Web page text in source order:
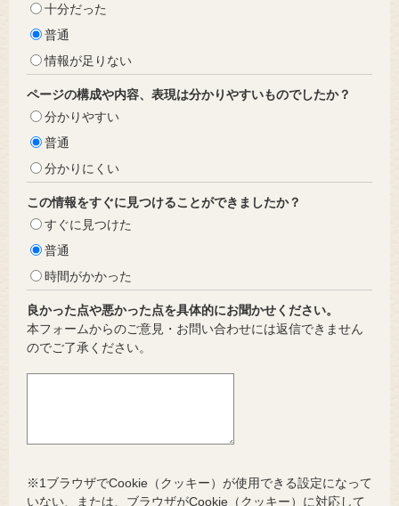
十分だった
普通
情報が足りない
ページの構成や内容、表現は分かりやすいものでしたか？
分かりやすい
普通
分かりにくい
この情報をすぐに見つけることができましたか？
すぐに見つけた
普通
時間がかかった
良かった点や悪かった点を具体的にお聞かせください。
本フォームからのご意見・お問い合わせには返信できません
のでご了承ください。
※1ブラウザでCookie（クッキー）が使用できる設定になって
いない、または、ブラウザがCookie（クッキー）に対応して